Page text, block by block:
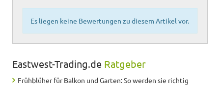
Es liegen keine Bewertungen zu diesem Artikel vor.
Eastwest-Trading.de Ratgeber
Frühblüher für Balkon und Garten: So werden sie richtig